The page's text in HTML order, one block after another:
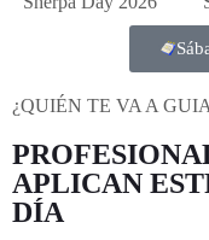
¿QUIÉN TE VA A
APLICAN
DÍA